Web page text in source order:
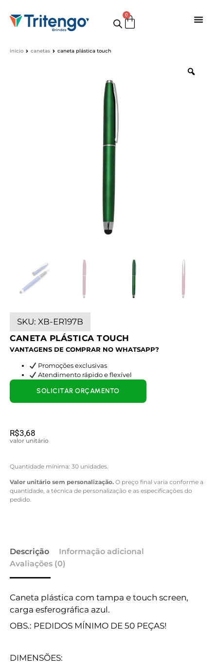
0
início canetas caneta plástica touch
SKU: XB-ER197B
CANETA PLÁSTICA TOUCH
VANTAGENS DE COMPRAR NO WHATSAPP?
Promoções exclusivas
Atendimento rápido e flexível
R$3,68
valor unitário
Quantidade mínima: 30 unidades.
Valor unitário sem personalização. O preço final varia conforme a
quantidade, a técnica de personalização e as especificações do
pedido.
SOLICITAR ORÇAMENTO
Descrição
Informação adicional
Avaliações (0)
Caneta plástica com tampa e touch screen,
carga esferográfica azul.
OBS.: PEDIDOS MÍNIMO DE 50 PEÇAS!
DIMENSÕES: